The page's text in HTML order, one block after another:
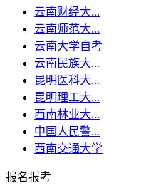
云南财经大...
云南师范大...
云南大学自考
云南民族大...
昆明医科大...
昆明理工大...
西南林业大...
中国人民警...
西南交通大学
报名报考